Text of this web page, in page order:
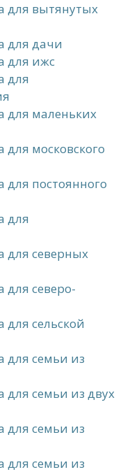
для вытянутых
для дачи
для ижс
для
для маленьких
московского
постоянного
для
для северных
северо-
сельской
для семьи из
семьи из двух
для семьи из
для семьи из